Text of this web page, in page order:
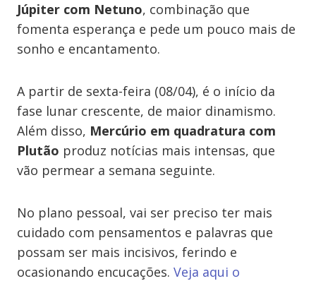
Júpiter com Netuno, combinação que
fomenta esperança e pede um pouco mais de
sonho e encantamento.
A partir de sexta-feira (08/04), é o início da
fase lunar crescente, de maior dinamismo.
Além disso, Mercúrio em quadratura com
Plutão produz notícias mais intensas, que
vão permear a semana seguinte.
No plano pessoal, vai ser preciso ter mais
cuidado com pensamentos e palavras que
possam ser mais incisivos, ferindo e
ocasionando encucações. Veja aqui o